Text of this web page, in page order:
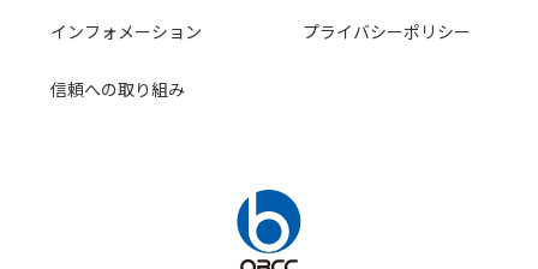
インフォメーション
信頼への取り組み
プライバシーポリシー